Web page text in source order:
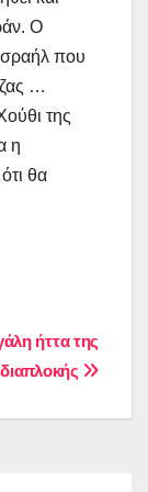
Ο
που
…
της
η
θα
ήττα της
διαπλοκής